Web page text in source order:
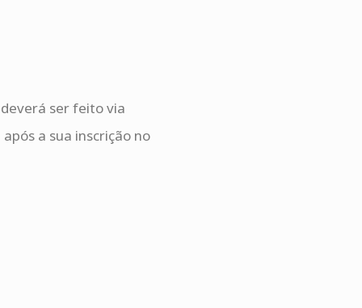
ser feito via
a sua inscrição no